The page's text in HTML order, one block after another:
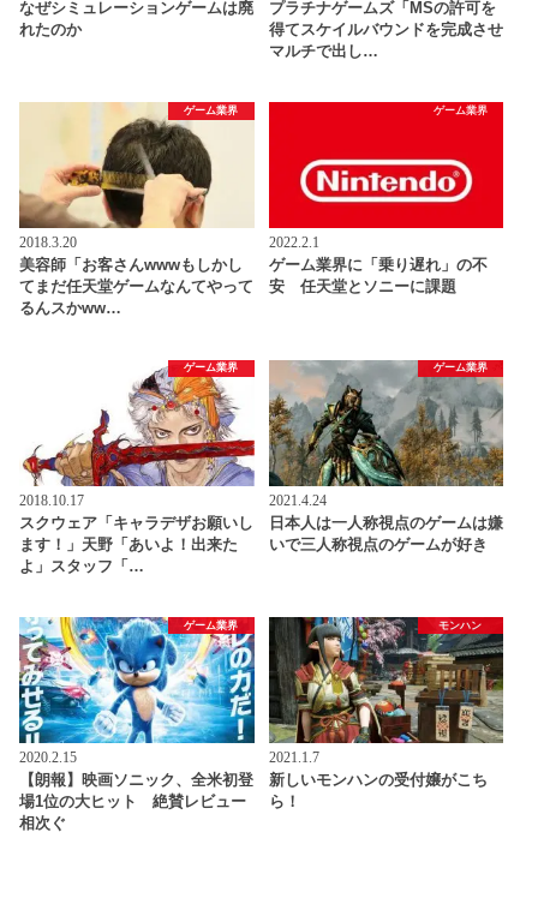
なぜシミュレーションゲームは廃
れたのか
プラチナゲームズ「MSの許可を
得てスケイルバウンドを完成させ
マルチで出し…
ゲーム業界
2018.3.20
美容師「お客さんwwwもしかし
てまだ任天堂ゲームなんてやって
るんスかww…
ゲーム業界
2022.2.1
ゲーム業界に「乗り遅れ」の不
安 任天堂とソニーに課題
ゲーム業界
2018.10.17
スクウェア「キャラデザお願いし
ます！」天野「あいよ！出来た
よ」スタッフ「…
ゲーム業界
2021.4.24
日本人は一人称視点のゲームは嫌
いで三人称視点のゲームが好き
ゲーム業界
2020.2.15
【朗報】映画ソニック、全米初登
場1位の大ヒット 絶賛レビュー
相次ぐ
モンハン
2021.1.7
新しいモンハンの受付嬢がこち
ら！